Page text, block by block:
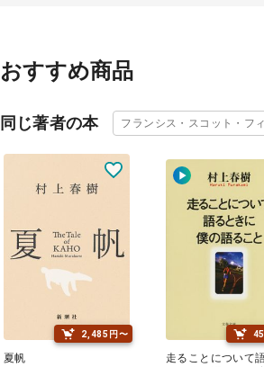
おすすめ商品
同じ著者の本 フランシス・スコット・フ
2,485円〜
夏帆
走ることについて